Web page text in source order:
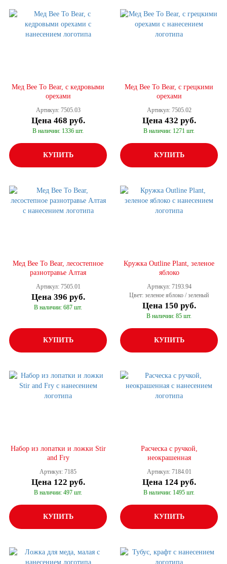
Мед Bee To Bear, с кедровыми
орехами
Артикул: 7505.03
Цена 468 руб.
В наличии: 1336 шт.
КУПИТЬ
Мед Bee To Bear, с грецкими
орехами
Артикул: 7505.02
Цена 432 руб.
В наличии: 1271 шт.
КУПИТЬ
Мед Bee To Bear, лесостепное
разнотравье Алтая
Артикул: 7505.01
Цена 396 руб.
В наличии: 687 шт.
КУПИТЬ
Кружка Outline Plant, зеленое
яблоко
Артикул: 7193.94
Цвет: зеленое яблоко / зеленый
Цена 150 руб.
В наличии: 85 шт.
КУПИТЬ
Набор из лопатки и ложки Stir
and Fry
Артикул: 7185
Цена 122 руб.
В наличии: 497 шт.
КУПИТЬ
Расческа с ручкой,
неокрашенная
Артикул: 7184.01
Цена 124 руб.
В наличии: 1495 шт.
КУПИТЬ